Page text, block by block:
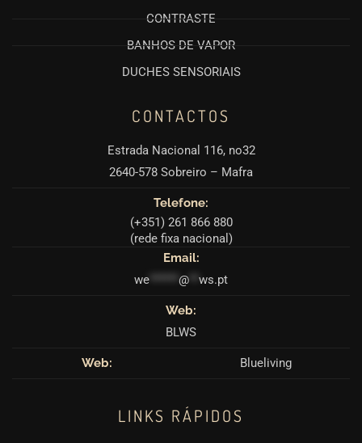
CONTRASTE
BANHOS DE VAPOR
DUCHES SENSORIAIS
CONTACTOS
Estrada Nacional 116, no32
2640-578 Sobreiro – Mafra
Telefone:
(+351) 261 866 880
(rede fixa nacional)
Email:
we ****** @ ws.pt
Web:
BLWS
Web: Blueliving
LINKS RÁPIDOS